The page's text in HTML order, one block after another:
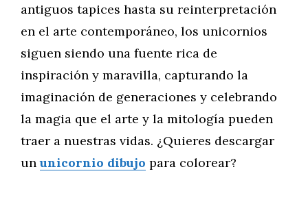
antiguos tapices hasta su reinterpretación
en el arte contemporáneo, los unicornios
siguen siendo una fuente rica de
inspiración y maravilla, capturando la
imaginación de generaciones y celebrando
la magia que el arte y la mitología pueden
traer a nuestras vidas. ¿Quieres descargar
ununicornio dibujo para colorear?